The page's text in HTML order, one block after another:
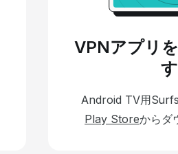
VPNアプリ
Android TV用
Play Storeからダ